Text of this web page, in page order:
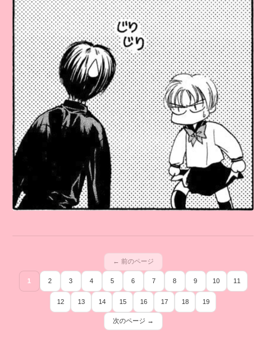
← 前のページ
1 2 3 4 5 6 7 8 9 10 11
12 13 14 15 16 17 18 19
次のページ →